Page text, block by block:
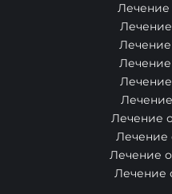
Лечение
Лечение
Лечение
Лечение
Лечение
Лечение
Лечение